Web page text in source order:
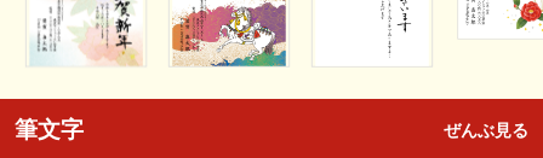
筆文字 ぜんぶ見る